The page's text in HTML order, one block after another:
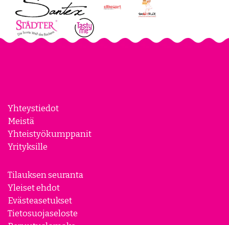
Yhteystiedot
Meistä
Yhteistyökumppanit
Yrityksille
Tilauksen seuranta
Yleiset ehdot
Evästeasetukset
Tietosuojaseloste